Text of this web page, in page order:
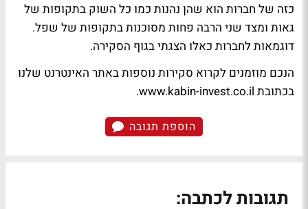
כזה של חברות הוא שהן נהנות כמו כל השוק בתקופות של
גאות ומצד שני הרבה פחות מסוכנות בתקופות של שפל.
דוגמאות לחברות כאלו הצגתי בגוף הסקירה.
הנכם מוזמנים לקרוא סקירות נוספות באתר האינטרנט שלנו
בכתובת www.kabin-invest.co.il.
הוספת תגובה
תגובות לכתבה: